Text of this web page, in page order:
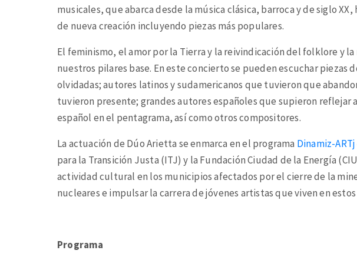
musicales, que abarca desde la música clásica, barroca y de siglo
de nueva creación incluyendo piezas más populares.
El feminismo, el amor por la Tierra y la reivindicación del folklore y
nuestros pilares base. En este concierto se pueden escuchar piezas
olvidadas; autores latinos y sudamericanos que tuvieron que
tuvieron presente; grandes autores españoles que supieron reflejar
español en el pentagrama, así como otros compositores.
La actuación de Dúo Arietta se enmarca en el programa Dinamiz-ARTj
para la Transición Justa (ITJ) y la Fundación Ciudad de la Energía
actividad cultural en los municipios afectados por el cierre de la
nucleares e impulsar la carrera de jóvenes artistas que viven en
Programa